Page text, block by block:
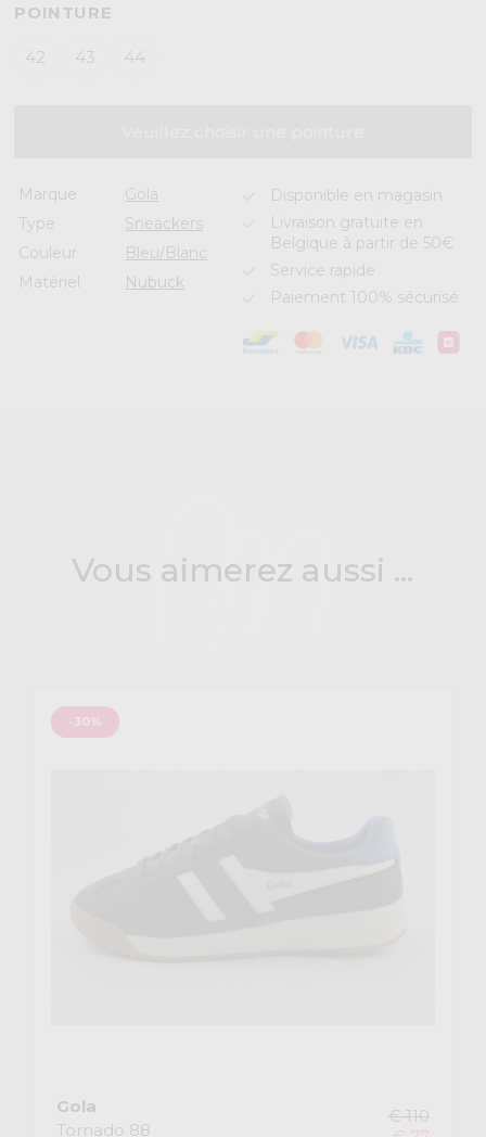
POINTURE
42 43 44
Marque
Gola
Type
Sneackers
Couleur
Bleu/Blanc
Matériel
Nubuck
Disponible en magasin
Livraison gratuite en
Belgique à partir de 50€
Service rapide
Paiement 100% sécurisé
Vous aimerez aussi ...
-30%
Gola
Tornado 88
€ 110